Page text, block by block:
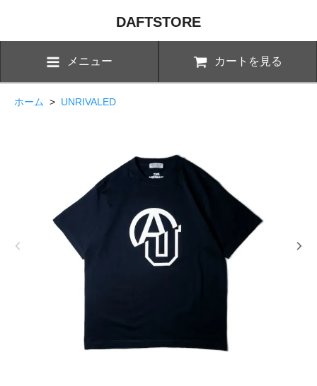
DAFTSTORE
メニュー カートを見る
ホーム > UNRIVALED